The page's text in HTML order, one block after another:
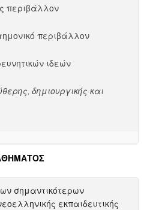
περιβάλλον
περιβάλλον
ιδεών
δημιουργικής και
σημαντικότερων
εκπαιδευτικής